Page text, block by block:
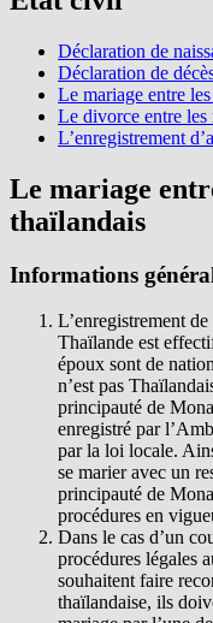
Déclaration de
Déclaration de
Le mariage entre
Le divorce entre les
L’enregistrement
Le mariage
thaïlandais
Informations
L’enregistrement
Thaïlande est
époux sont de
n’est pas
principauté de
enregistré par
par la loi locale.
se marier avec un
principauté de
procédures en
Dans le cas d’un
procédures légales
souhaitent faire
thaïlandaise, ils